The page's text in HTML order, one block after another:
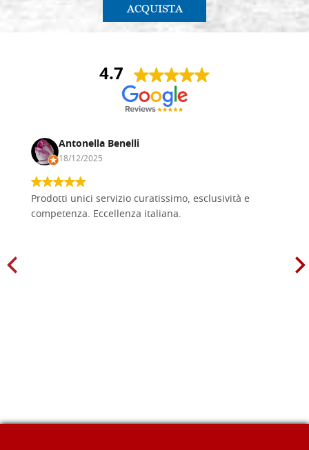
ACQUISTA
4.7
Antonella Benelli
18/12/2025
Prodotti unici servizio curatissimo, esclusività e
competenza. Eccellenza italiana.